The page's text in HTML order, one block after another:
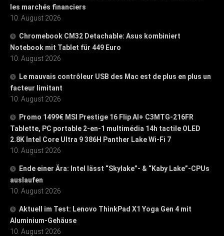
les marchés financiers
10. August 2026
Chromebook CM32 Detachable: Asus kombiniert
Notebook mit Tablet für 449 Euro
10. August 2026
Le mauvais contrôleur USB des Mac est de plus en plus un
facteur limitant
10. August 2026
Promo 1499€ MSI Prestige 16 Flip AI+ C3MTG-216FR
Tablette, PC portable 2-en-1 multimédia 14h tactile OLED
2.8K Intel Core Ultra 9 386H Panther Lake Wi-Fi 7
10. August 2026
Ende einer Ära: Intel lässt “Skylake”- & “Kaby Lake”-CPUs
auslaufen
10. August 2026
Aktuell im Test: Lenovo ThinkPad X1 Yoga Gen 4 mit
Aluminium-Gehäuse
10. August 2026